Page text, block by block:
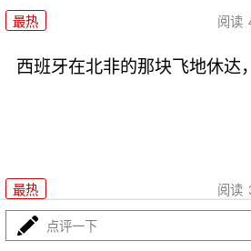
最热 阅读
西班牙在北非的那块飞地休达
最热 阅读
特朗普给泽
点评一下